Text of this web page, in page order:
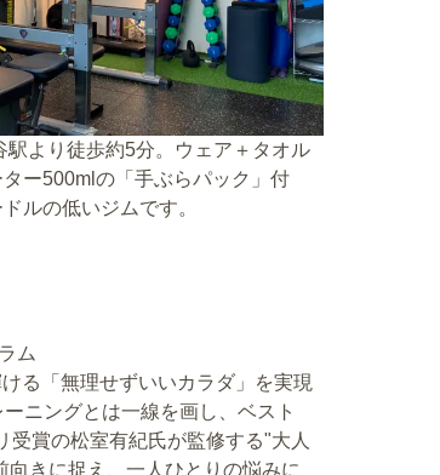
駅より徒歩約5分。ウェア＋タオル
ター500mlの「手ぶらパック」付
ルの低いジムです。
ム
る「無理せずいいカラダ」を実現
ニングとは一線を画し、ベスト
賞の松室有紀氏が監修する"大人
きに捉え、一人ひとりの悩みに